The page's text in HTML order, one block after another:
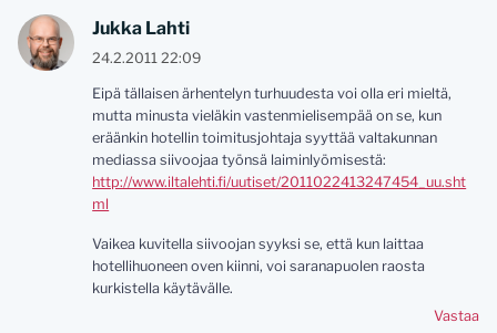
Jukka Lahti
24.2.2011 22:09
Eipä tällaisen ärhentelyn turhuudesta voi olla eri mieltä,
mutta minusta vieläkin vastenmielisempää on se, kun
eräänkin hotellin toimitusjohtaja syyttää valtakunnan
mediassa siivoojaa työnsä laiminlyömisestä:
http://www.iltalehti.fi/uutiset/2011022413247454_uu.sht
ml
Vaikea kuvitella siivoojan syyksi se, että kun laittaa
hotellihuoneen oven kiinni, voi saranapuolen raosta
kurkistella käytävälle.
Vastaa